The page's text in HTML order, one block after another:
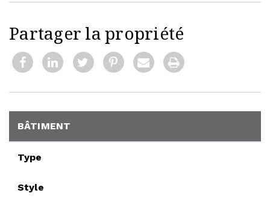
Partager la propriété
BÂTIMENT
Type
Style